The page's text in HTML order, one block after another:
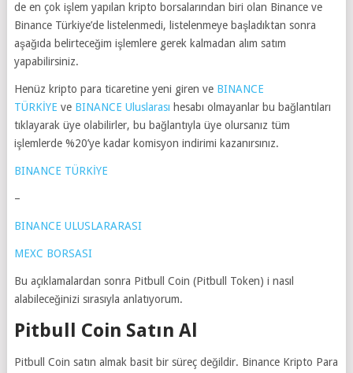
de en çok işlem yapılan kripto borsalarından biri olan Binance ve
Binance Türkiye’de listelenmedi, listelenmeye başladıktan sonra
aşağıda belirteceğim işlemlere gerek kalmadan alım satım
yapabilirsiniz.
Henüz kripto para ticaretine yeni giren ve BINANCE
TÜRKİYE ve BINANCE Uluslarası hesabı olmayanlar bu bağlantıları
tıklayarak üye olabilirler, bu bağlantıyla üye olursanız tüm
işlemlerde %20’ye kadar komisyon indirimi kazanırsınız.
BINANCE TÜRKİYE
–
BINANCE ULUSLARARASI
MEXC BORSASI
Bu açıklamalardan sonra Pitbull Coin (Pitbull Token) i nasıl
alabileceğinizi sırasıyla anlatıyorum.
Pitbull Coin Satın Al
Pitbull Coin satın almak basit bir süreç değildir. Binance Kripto Para